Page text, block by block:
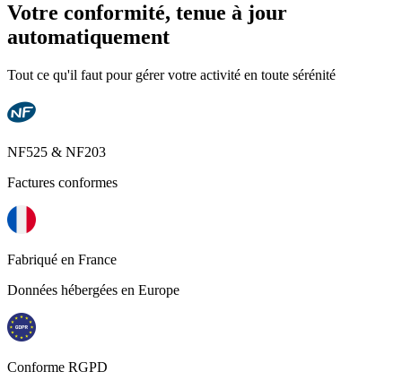
Votre conformité, tenue à jour
automatiquement
Tout ce qu'il faut pour gérer votre activité en toute sérénité
NF525 & NF203
Factures conformes
Fabriqué en France
Données hébergées en Europe
Conforme RGPD